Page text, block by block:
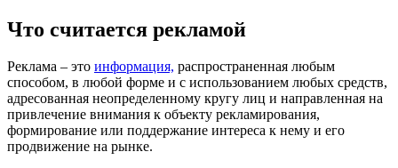
Что считается рекламой
Реклама – это информация, распространенная любым
способом, в любой форме и с использованием любых средств,
адресованная неопределенному кругу лиц и направленная на
привлечение внимания к объекту рекламирования,
формирование или поддержание интереса к нему и его
продвижение на рынке.